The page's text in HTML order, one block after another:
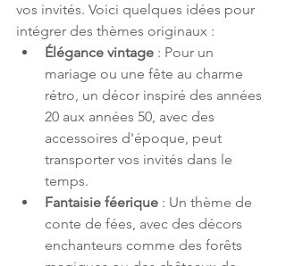
vos invités. Voici quelques idées pour
intégrer des thèmes originaux :
Élégance vintage : Pour un
mariage ou une fête au charme
rétro, un décor inspiré des années
20 aux années 50, avec des
accessoires d'époque, peut
transporter vos invités dans le
temps.
Fantaisie féerique : Un thème de
conte de fées, avec des décors
enchanteurs comme des forêts